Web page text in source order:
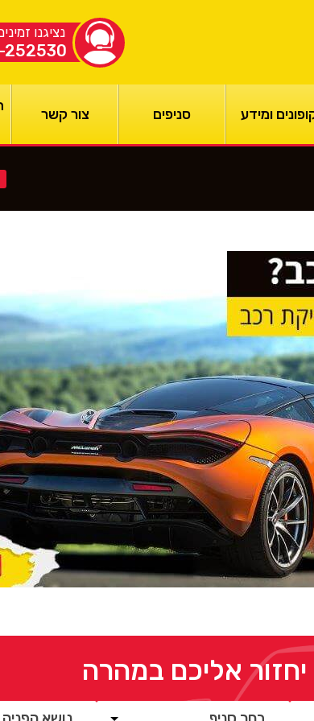
נציגנו
252530
ומידע סניפים צור קשר
יחזור אליכם במהרה